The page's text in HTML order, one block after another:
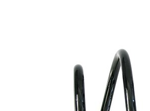
349 mm
Hmotnost
1,80 kg
Tvar
pružiny
Šroubovitá
pružina s
konstatním
průměrem